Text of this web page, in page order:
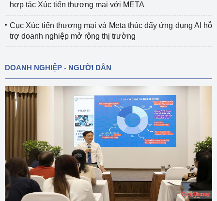
hợp tác Xúc tiến thương mại với META
Cục Xúc tiến thương mại và Meta thúc đẩy ứng dụng AI hỗ
trợ doanh nghiệp mở rộng thị trường
DOANH NGHIỆP - NGƯỜI DÂN